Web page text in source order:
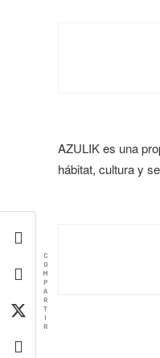
AZULIK es una
hábitat, cultura y
C
O
M
P
A
R
T
I
R